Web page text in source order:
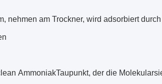
nehmen am Trockner, wird adsorbiert
AmmoniakTaupunkt, der die